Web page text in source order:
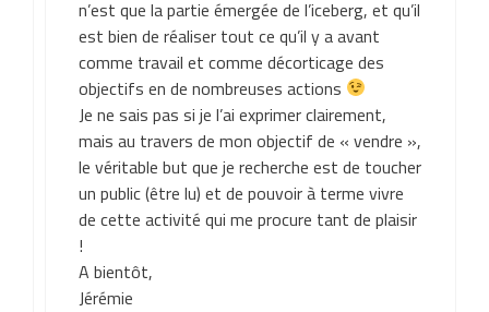
n’est que la partie émergée de l’iceberg, et qu’il
est bien de réaliser tout ce qu’il y a avant
comme travail et comme décorticage des
objectifs en de nombreuses actions
Je ne sais pas si je l’ai exprimer clairement,
mais au travers de mon objectif de « vendre »,
le véritable but que je recherche est de toucher
un public (être lu) et de pouvoir à terme vivre
de cette activité qui me procure tant de plaisir
!
A bientôt,
Jérémie